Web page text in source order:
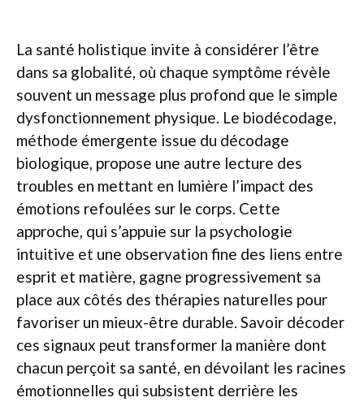
La santé holistique invite à considérer l’être
dans sa globalité, où chaque symptôme révèle
souvent un message plus profond que le simple
dysfonctionnement physique. Le biodécodage,
méthode émergente issue du décodage
biologique, propose une autre lecture des
troubles en mettant en lumière l’impact des
émotions refoulées sur le corps. Cette
approche, qui s’appuie sur la psychologie
intuitive et une observation fine des liens entre
esprit et matière, gagne progressivement sa
place aux côtés des thérapies naturelles pour
favoriser un mieux-être durable. Savoir décoder
ces signaux peut transformer la manière dont
chacun perçoit sa santé, en dévoilant les racines
émotionnelles qui subsistent derrière les